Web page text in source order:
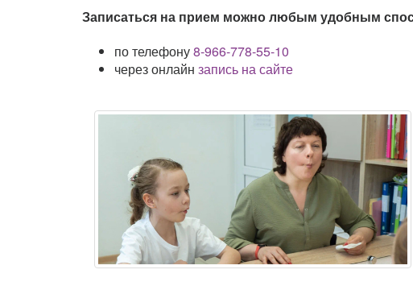
Записаться на прием можно любым удобным
по телефону8-966-778-55-10
через онлайн запись на сайте